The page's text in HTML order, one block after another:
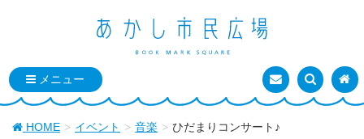
お問い合わせ
検索を表
ト
HOME イベント 音楽 ひだまりコンサート♪